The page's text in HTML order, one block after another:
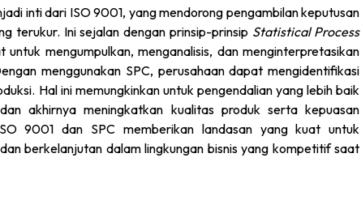
inti dari ISO 9001, yang mendorong pengambilan keputusan
terukur. Ini sejalan dengan prinsip-prinsip Statistical Process
mengumpulkan, menganalisis, dan menginterpretasikan
menggunakan SPC, perusahaan dapat mengidentifikasi
Hal ini memungkinkan untuk pengendalian yang lebih baik
akhirnya meningkatkan kualitas produk serta kepuasan
9001 dan SPC memberikan landasan yang kuat untuk
berkelanjutan dalam lingkungan bisnis yang kompetitif saat